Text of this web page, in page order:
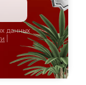
данных